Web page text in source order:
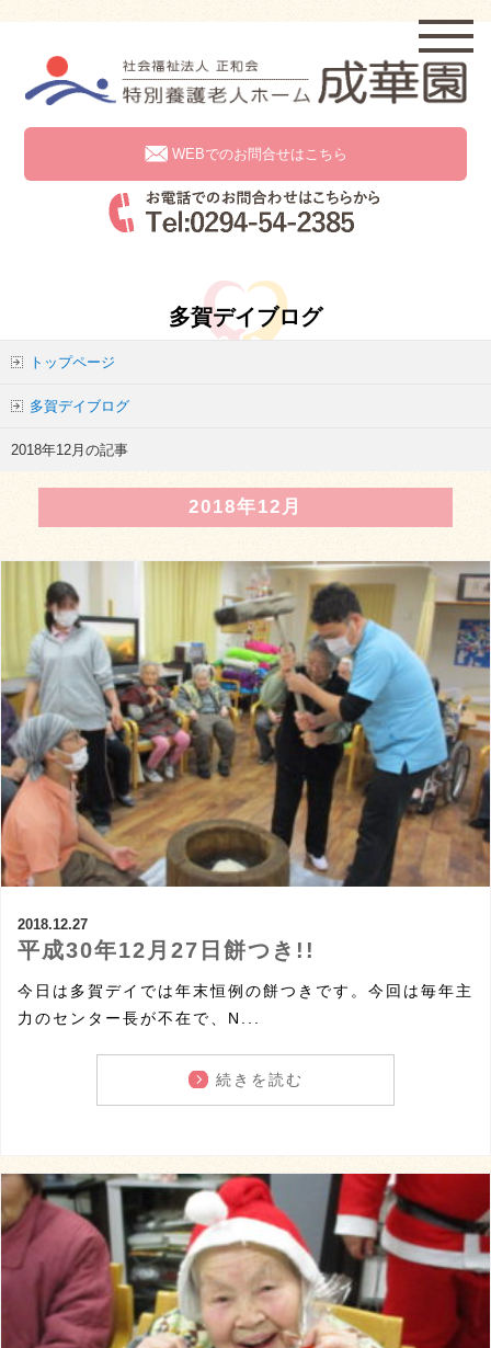
WEBでのお問合せはこちら
多賀デイブログ
トップページ
多賀デイブログ
2018年12月の記事
2018年12月
2018.12.27
平成30年12月27日餅つき!!
今日は多賀デイでは年末恒例の餅つきです。今回は毎年主
力のセンター長が不在で、N...
続きを読む